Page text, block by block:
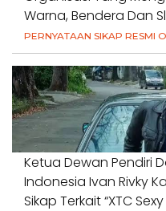
Warna, Bendera Dan
PERNYATAAN SIKAP RESMI
Ketua Dewan Pendiri
Indonesia Ivan Rivky
Sikap Terkait “XTC